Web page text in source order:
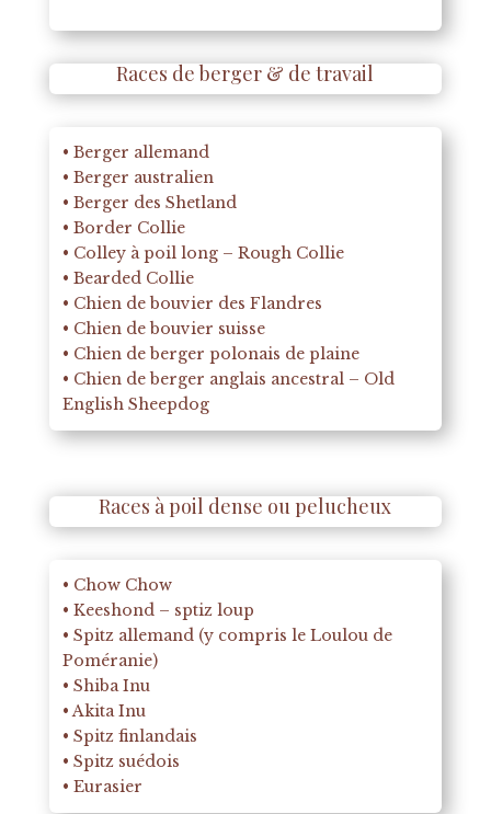
Races de berger & de travail
• Berger allemand
• Berger australien
• Berger des Shetland
• Border Collie
• Colley à poil long – Rough Collie
• Bearded Collie
• Chien de bouvier des Flandres
• Chien de bouvier suisse
• Chien de berger polonais de plaine
• Chien de berger anglais ancestral – Old
English Sheepdog
Races à poil dense ou pelucheux
• Chow Chow
• Keeshond – sptiz loup
• Spitz allemand (y compris le Loulou de
Poméranie)
• Shiba Inu
• Akita Inu
• Spitz finlandais
• Spitz suédois
• Eurasier